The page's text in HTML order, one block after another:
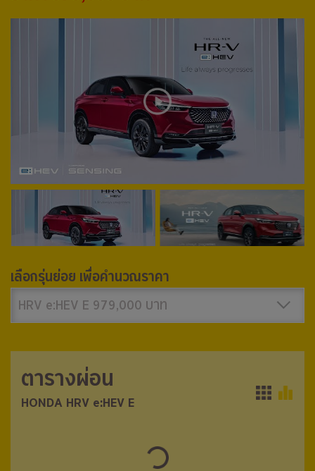
เลือกรุ่นย่อย เพื่อคำนวณราคา
HRV e:HEV E 979,000 บาท
ตารางผ่อน
HONDA HRV e:HEV E
ตารางผ่อน
HONDA HRV e:HEV E